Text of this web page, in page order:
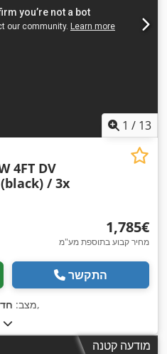
1 / 13
4FT DV
/ 3x
‏1,785 ‏€
מחיר קבוע בתוספת מע"מ
התקשר
מצב:,
מודעה קטנה